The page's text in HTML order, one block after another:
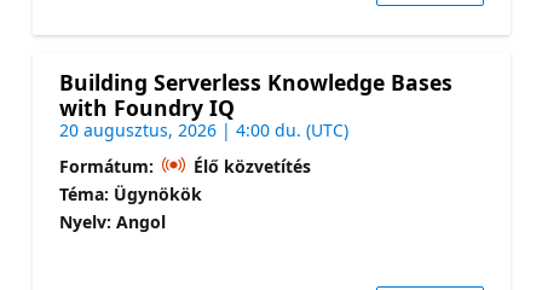
Building Serverless Knowledge Bases
with Foundry IQ
20 augusztus, 2026 | 4:00 du. (UTC)
Formátum:
Élő közvetítés
Téma: Ügynökök
Nyelv: Angol